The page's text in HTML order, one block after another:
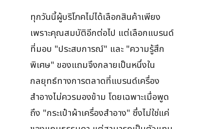
ทุกวันนี้ผู้บริโภคไม่ได้เลือกสินค้าเพียง
เพราะคุณสมบัติอีกต่อไป แต่เลือกแบรนด์
ที่มอบ "ประสบการณ์" และ "ความรู้สึก
พิเศษ" ของแถมจึงกลายเป็นหนึ่งใน
กลยุทธ์ทางการตลาดที่แบรนด์เครื่อง
สำอางไม่ควรมองข้าม โดยเฉพาะเมื่อพูด
ถึง "กระเป๋าผ้าเครื่องสำอาง" ซึ่งไม่ใช่แค่